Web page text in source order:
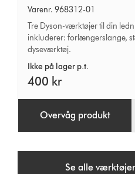
rengøringssæt
Varenr. 968312-01
Tre Dyson-værktøjer til din
inkluderer: forlængerslange,
dyseværktøj.
Ikke på lager p.t.
400 kr
Overvåg produkt
Se alle